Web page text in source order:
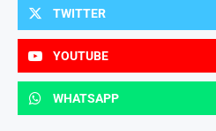
TWITTER
YOUTUBE
WHATSAPP